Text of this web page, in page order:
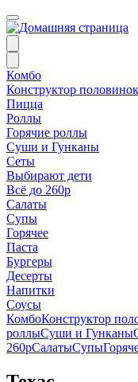
Комбо
Конструктор половинок
Пицца
Роллы
Горячие роллы
Суши и Гунканы
Сеты
Выбирают дети
Всё до 260р
Салаты
Супы
Горячее
Паста
Бургеры
Десерты
Напитки
Соусы
КомбоКонструктор
роллыСуши и Гунканы
260рСалатыСупы